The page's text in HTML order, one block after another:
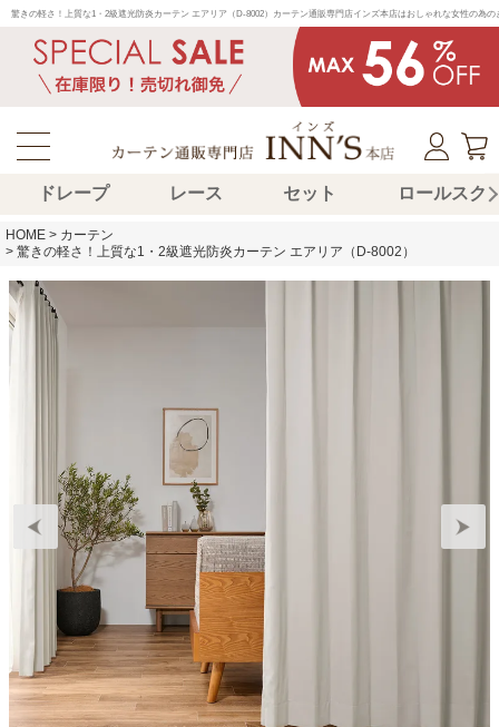
驚きの軽さ！上質な1・2級遮光防炎カーテン エアリア（D-8002）カーテン通販専門店インズ本店はおしゃれな女性の為
ドレープ レース セット ロールスク
HOME
カーテン
驚きの軽さ！上質な1・2級遮光防炎カーテン エアリア（D-8002）